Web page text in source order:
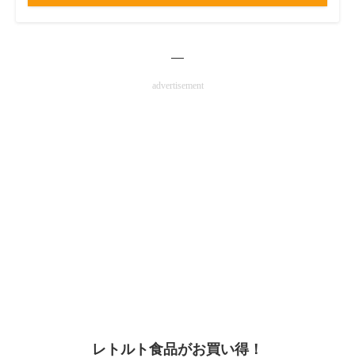
—
advertisement
レトルト食品がお買い得！